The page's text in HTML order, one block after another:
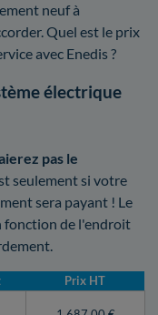
neuf à
Quel est le prix
avec Enedis ?
électrique
pas le
seulement si votre
sera payant ! Le
fonction de l'endroit
Prix HT